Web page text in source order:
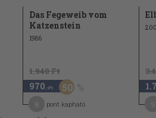
Das Fegeweib vom
Katzenstein
1986
1.940 Ft
970 ,-Ft 50
pont kapható